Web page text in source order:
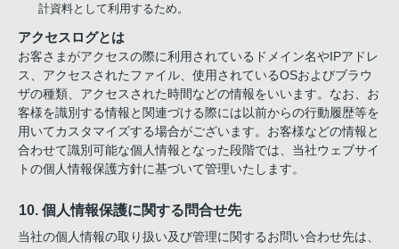
計資料として利用するため。
アクセスログとは
お客さまがアクセスの際に利用されているドメイン名やIPアドレ
ス、アクセスされたファイル、使用されているOSおよびブラウ
ザの種類、アクセスされた時間などの情報をいいます。なお、お
客様を識別する情報と関連づける際には以前からの行動履歴等を
用いてカスタマイズする場合がございます。お客様などの情報と
合わせて識別可能な個人情報となった段階では、当社ウェブサイ
トの個人情報保護方針に基づいて管理いたします。
10. 個人情報保護に関する問合せ先
当社の個人情報の取り扱い及び管理に関するお問い合わせ先は、